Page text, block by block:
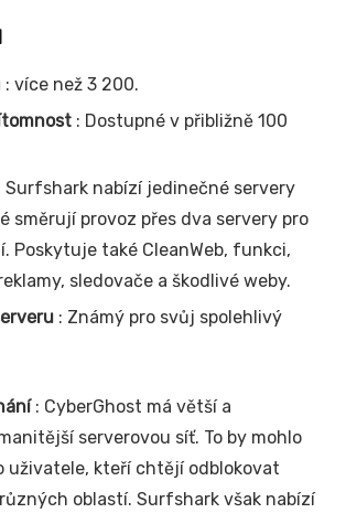
: více než 3 200.
: Dostupné v přibližně 100
Surfshark nabízí jedinečné servery
směrují provoz přes dva servery pro
Poskytuje také CleanWeb, funkci,
sledovače a škodlivé weby.
: Známý pro svůj spolehlivý
: CyberGhost má větší a
serverovou síť. To by mohlo
uživatele, kteří chtějí odblokovat
oblastí. Surfshark však nabízí